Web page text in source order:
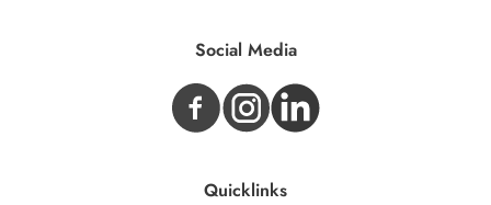
Social Media
Quicklinks